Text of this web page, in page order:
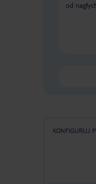
od
KONFIGURUJ